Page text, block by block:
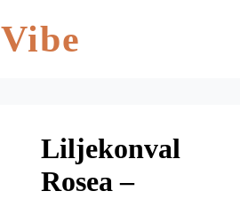
Vibe
Liljekonval
Rosea –